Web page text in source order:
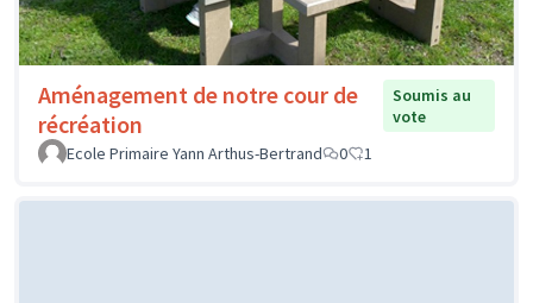
Aménagement de notre cour de
récréation
Soumis au
vote
Ecole Primaire Yann Arthus-Bertrand
0 1